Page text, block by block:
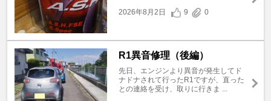
2026年8月2日
9 0
R1異音修理（後編）
先日、エンジンより異音が発生してド
ナドナされて行ったR1ですが、直った
との連絡を受け、取りに行きま ...